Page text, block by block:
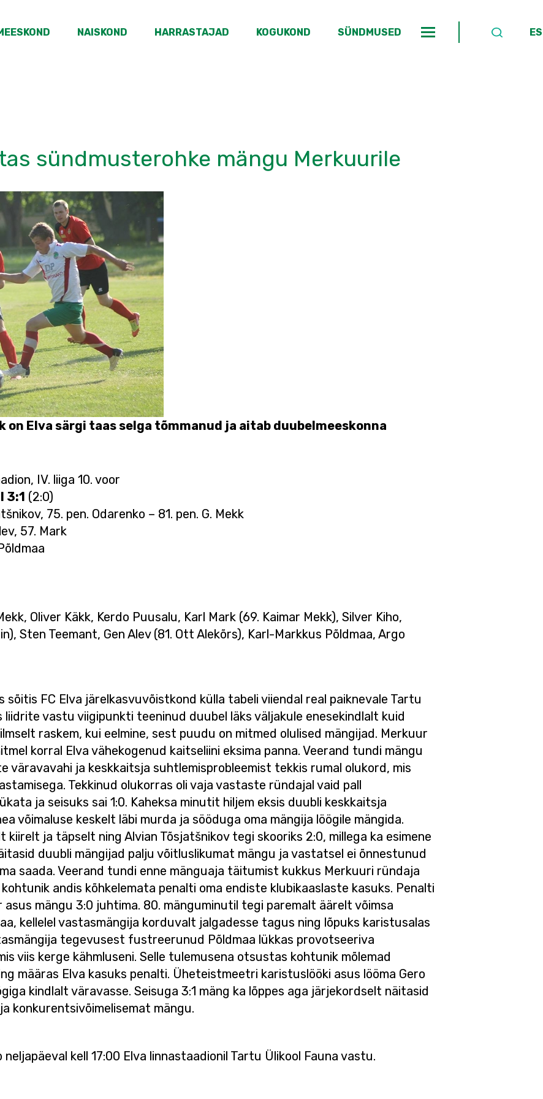
NAISKOND HARRASTAJAD KOGUKOND SÜNDMUSED
sündmusterohke mängu Merkuurile
on Elva särgi taas selga tõmmanud ja aitab duubelmeeskonna
IV. liiga 10. voor
3:1 (2:0)
75. pen. Odarenko – 81. pen. G. Mekk
57. Mark
Oliver Käkk, Kerdo Puusalu, Karl Mark (69. Kaimar Mekk), Silver Kiho,
Sten Teemant, Gen Alev (81. Ott Alekõrs), Karl-Markkus Põldmaa, Argo
sõitis FC Elva järelkasvuvõistkond külla tabeli viiendal real paiknevale Tartu
liidrite vastu viigipunkti teeninud duubel läks väljakule enesekindlalt kuid
raskem, kui eelmine, sest puudu on mitmed olulised mängijad. Merkuur
korral Elva vähekogenud kaitseliini eksima panna. Veerand tundi mängu
väravavahi ja keskkaitsja suhtlemisprobleemist tekkis rumal olukord, mis
Tekkinud olukorras oli vaja vastaste ründajal vaid pall
ja seisuks sai 1:0. Kaheksa minutit hiljem eksis duubli keskkaitsja
võimaluse keskelt läbi murda ja sööduga oma mängija löögile mängida.
kiirelt ja täpselt ning Alvian Tõsjatšnikov tegi skooriks 2:0, millega ka esimene
duubli mängijad palju võitluslikumat mängu ja vastatsel ei õnnestunud
saada. Veerand tundi enne mänguaja täitumist kukkus Merkuuri ründaja
andis kõhkelemata penalti oma endiste klubikaaslaste kasuks. Penalti
mängu 3:0 juhtima. 80. mänguminutil tegi paremalt äärelt võimsa
kellelel vastasmängija korduvalt jalgadesse tagus ning lõpuks karistusalas
tegevusest fustreerunud Põldmaa lükkas provotseeriva
viis kerge kähmluseni. Selle tulemusena otsustas kohtunik mõlemad
määras Elva kasuks penalti. Üheteistmeetri karistuslööki asus lööma Gero
kindlalt väravasse. Seisuga 3:1 mäng ka lõppes aga järjekordselt näitasid
konkurentsivõimelisemat mängu.
kell 17:00 Elva linnastaadionil Tartu Ülikool Fauna vastu.